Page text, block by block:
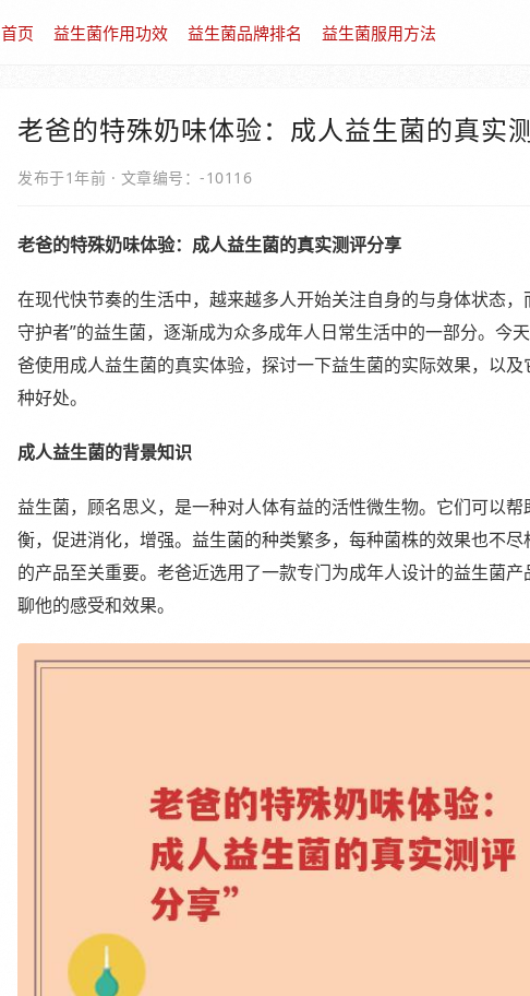
首页 益生菌作用功效 益生菌品牌排名 益生菌服用方法
老爸的特殊奶味体验：成人益生菌的真实
发布于1年前 · 文章编号：-10116
老爸的特殊奶味体验：成人益生菌的真实测评分享
在现代快节奏的生活中，越来越多人开始关注自身的与身体状态，
守护者”的益生菌，逐渐成为众多成年人日常生活中的一部分。今
爸使用成人益生菌的真实体验，探讨一下益生菌的实际效果，以
种好处。
成人益生菌的背景知识
益生菌，顾名思义，是一种对人体有益的活性微生物。它们可以
衡，促进消化，增强。益生菌的种类繁多，每种菌株的效果也不
的产品至关重要。老爸近选用了一款专门为成年人设计的益生菌产
聊他的感受和效果。